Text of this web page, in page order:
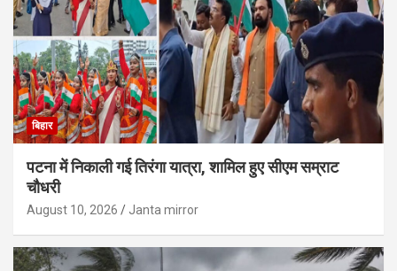
बिहार
पटना में निकाली गई तिरंगा यात्रा, शामिल हुए सीएम सम्राट
चौधरी
August 10, 2026 Janta mirror